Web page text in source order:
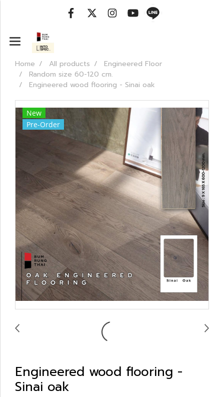
Home All products
Engineered Floor
Random size 60-120 cm.
Engineered wood flooring - Sinai oak
New
Pre-Order
Engineered wood flooring -
Sinai oak